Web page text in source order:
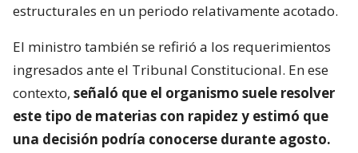
estructurales en un periodo relativamente acotado.
El ministro también se refirió a los requerimientos
ingresados ante el Tribunal Constitucional. En ese
contexto, señaló que el organismo suele resolver
este tipo de materias con rapidez y estimó que
una decisión podría conocerse durante agosto.